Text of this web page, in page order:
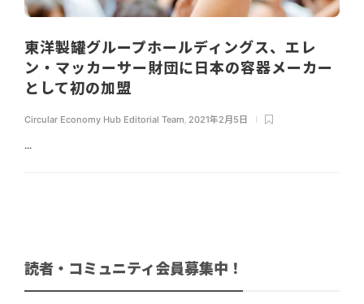
東洋製罐グループホールディングス、エレ
ン・マッカーサー財団に日本の容器メーカー
として初の加盟
Circular Economy Hub Editorial Team 2021年2月5日
...
読者・コミュニティ会員募集中！